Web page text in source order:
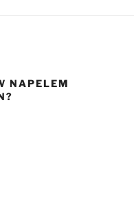
NAPELEM